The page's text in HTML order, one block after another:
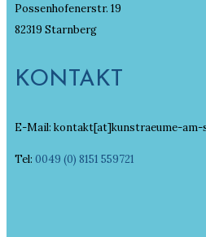
Possenhofenerstr. 19
82319 Starnberg
KONTAKT
E-Mail: kontakt[at]kunstraeume-am-
Tel: 0049 (0) 8151 559721